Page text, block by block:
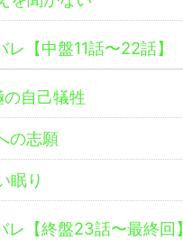
【中盤11話〜22話】
自己犠牲
の志願
眠り
【終盤23話〜最終回】